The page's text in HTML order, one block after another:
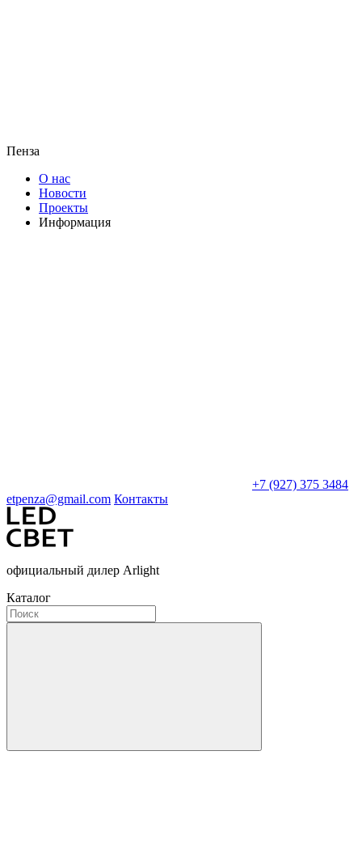
Пенза
О нас
Новости
Проекты
Информация
+7 (927) 375 3484
etpenza@gmail.com Контакты
официальный дилер Arlight
Каталог